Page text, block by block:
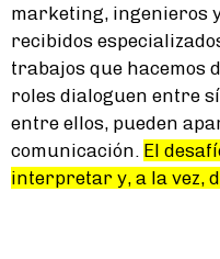
marketing, ingenieros
recibidos
trabajos que hacemos
roles dialoguen entre
entre ellos, pueden
comunicación. El
interpretar y, a la vez,